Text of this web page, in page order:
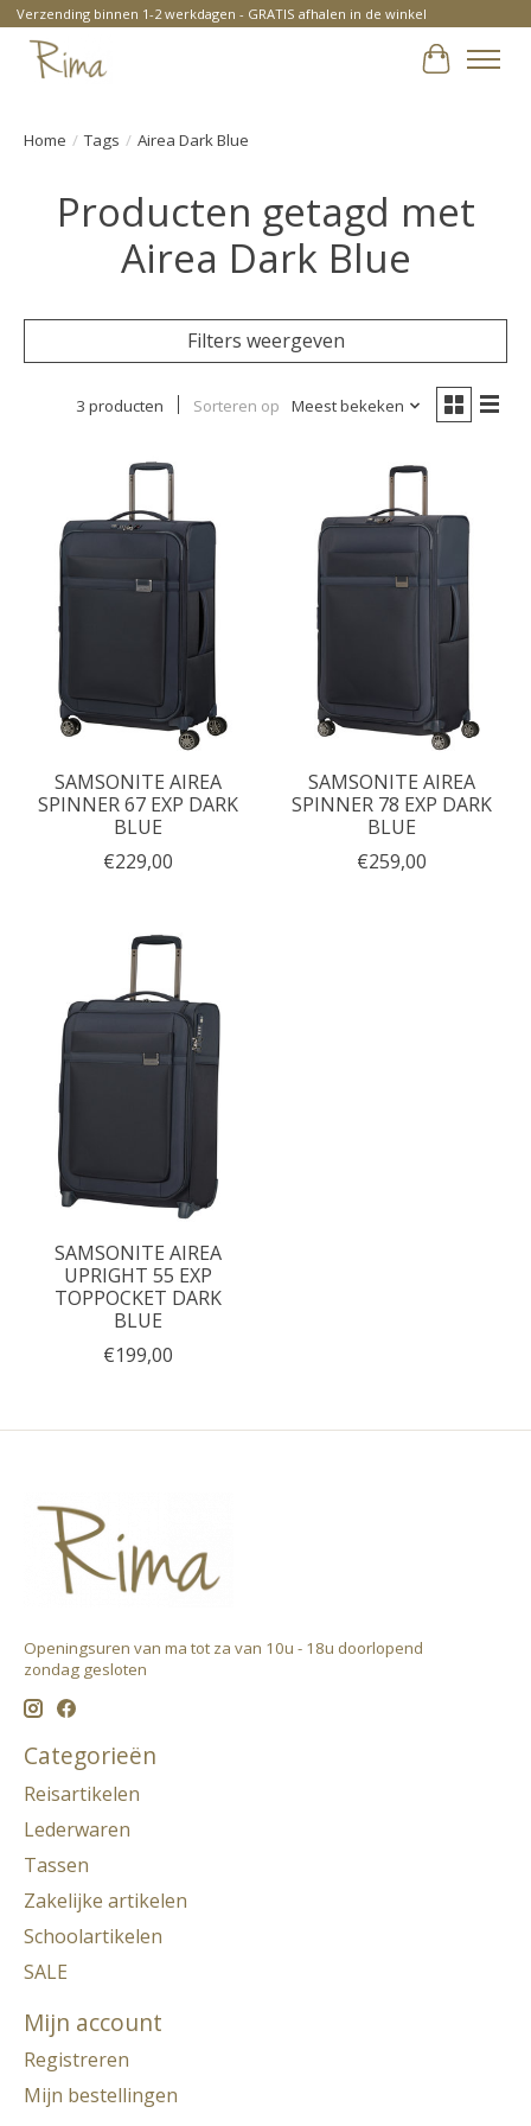
Verzending binnen 1-2 werkdagen - GRATIS afhalen in de winkel
Home / Tags / Airea Dark Blue
Producten getagd met
Airea Dark Blue
Filters weergeven
3 producten Sorteren op Meest bekeken
SAMSONITE AIREA
SPINNER 67 EXP DARK
BLUE
€229,00
SAMSONITE AIREA
SPINNER 78 EXP DARK
BLUE
€259,00
SAMSONITE AIREA
UPRIGHT 55 EXP
TOPPOCKET DARK
BLUE
€199,00
Openingsuren van ma tot za van 10u - 18u doorlopend ​
zondag gesloten
Categorieën
Reisartikelen
Lederwaren
Tassen
Zakelijke artikelen
Schoolartikelen
SALE
Mijn account
Registreren
Mijn bestellingen